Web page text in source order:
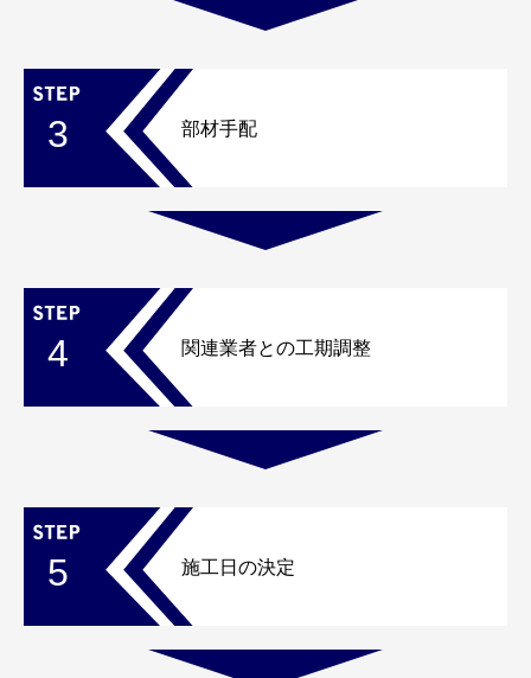
3 部材手配
4 関連業者との工期調整
5 施工日の決定